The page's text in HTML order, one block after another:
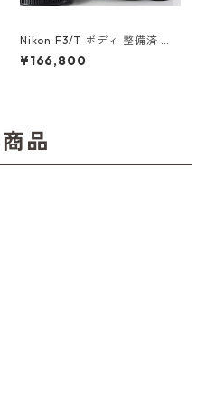
Nikon F3/T ボディ 整備済 ニ
コン (61056)
¥166,800
品